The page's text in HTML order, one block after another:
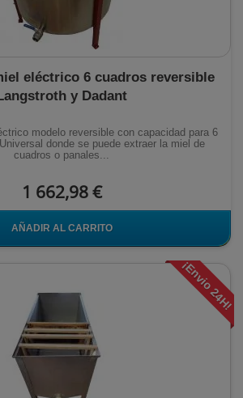
eléctrico 6 cuadros reversible
y Dadant
modelo reversible con capacidad para 6
donde se puede extraer la miel de
cuadros o panales...
1 662,98 €
AÑADIR AL CARRITO
¡Envio 24H!